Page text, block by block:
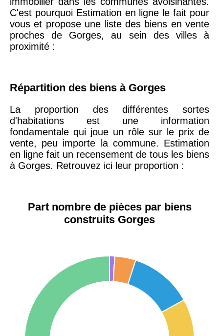
arrondissement
75019 -Paris
19ème
51100 -Reims 3 036 € 2 667 €
75013 -Paris
13ème
arrondissement
10 073 € 11 085 €
76600 -Le Havre 2 453 €
42000 -
Saint-
1 404 € 2 013 €
11 454 €
Paris
16ème
arrondissement
15 155 €
C'est pourquoi Estimation en ligne le fait pour
vous et propose une liste des biens en vente
proches de Gorges, au sein des villes à
proximité :
Répartition des biens à Gorges
La proportion des différentes sortes
d'habitations est une information
fondamentale qui joue un rôle sur le prix de
vente, peu importe la commune. Estimation
en ligne fait un recensement de tous les biens
à Gorges. Retrouvez ici leur proportion :
Part nombre de pièces par biens
construits Gorges